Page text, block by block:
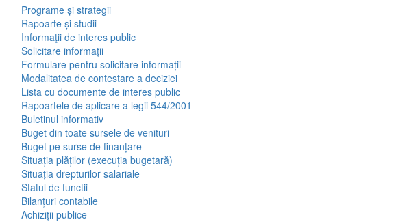
Programe și strategii
Rapoarte și studii
Informaţii de interes public
Solicitare informații
Formulare pentru solicitare informații
Modalitatea de contestare a deciziei
Lista cu documente de interes public
Rapoartele de aplicare a legii 544/2001
Buletinul informativ
Buget din toate sursele de venituri
Buget pe surse de finanțare
Situația plăților (execuția bugetară)
Situația drepturilor salariale
Statul de functii
Bilanțuri contabile
Achiziții publice